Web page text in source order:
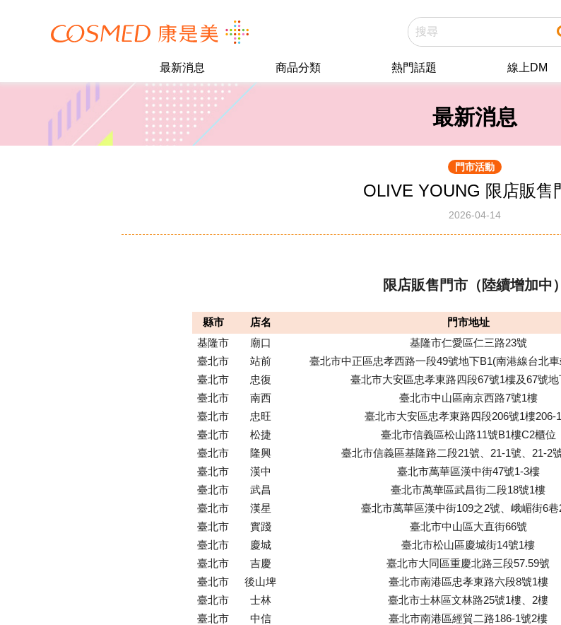
最新消息 商品分類 熱門話題 線上DM
最新消息
門市活動
OLIVE YOUNG 限店販售
2026-04-14
限店販售門市（陸續增加中）
縣市 店名 門市地址
基隆市
廟口 基隆市仁愛區仁三路23號
臺北市
站前 臺北市中正區忠孝西路一段49號地下B1(南港線台北
臺北市
忠復 臺北市大安區忠孝東路四段67號1樓及67號
臺北市
南西 臺北市中山區南京西路7號1樓
臺北市
忠旺 臺北市大安區忠孝東路四段206號1樓206-
臺北市
松捷 臺北市信義區松山路11號B1樓C2櫃位
臺北市
隆興 臺北市信義區基隆路二段21號、21-1號、21-2
臺北市
漢中 臺北市萬華區漢中街47號1-3樓
臺北市
武昌 臺北市萬華區武昌街二段18號1樓
臺北市
漢星 臺北市萬華區漢中街109之2號、峨嵋街6巷
臺北市
實踐 臺北市中山區大直街66號
臺北市
慶城 臺北市松山區慶城街14號1樓
臺北市
吉慶 臺北市大同區重慶北路三段57.59號
臺北市
後山埤 臺北市南港區忠孝東路六段8號1樓
臺北市
士林 臺北市士林區文林路25號1樓、2樓
臺北市
中信 臺北市南港區經貿二路186-1號2樓